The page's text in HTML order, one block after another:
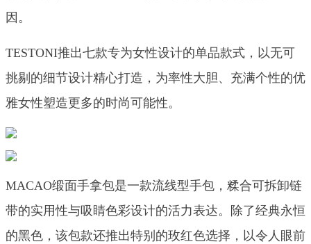
因。
TESTONI推出七款专为女性设计的单品款式，以无可
挑剔的细节设计精心打造，为率性大胆、充满个性的优
雅女性塑造更多的时尚可能性。
MACAO缎面手拿包是一款流线型手包，糅合可拆卸链
带的实用性与吸睛色彩设计的活力表达。除了经典永恒
的黑色，该包款还推出特别的玫红色选择，以令人眼前